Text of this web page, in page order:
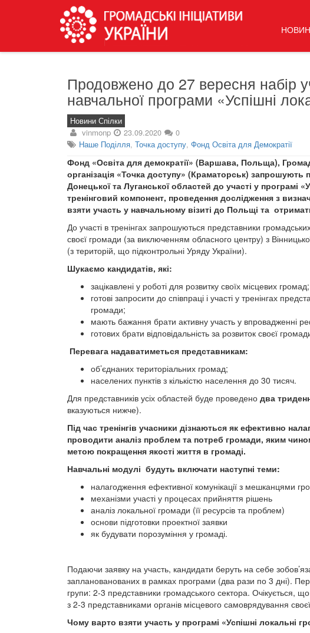
Продовжено до 27 вересня набір
навчальної програми «Успішні
Новини Спілки
vinmonp 23.09.2020
0
Наше Поділля, Точка доступу, Фонд Освіта для Демократії
Фонд «Освіта для демократії» (Варшава, Польща),
організація «Точка доступу» (Краматорськ) запрошують
Донецької та Луганської областей до участі у програмі
тренінговий компонент, проведення дослідження з
взяти участь у навчальному візиті до Польщі та
До участі в тренінгах запрошуються представники
своєї громади (за виключенням обласного центру) з
(з територій, що підконтрольні Уряду України).
Шукаємо кандидатів, які:
зацікавлені у роботі для розвитку своїх місцевих громад;
готові запросити до співпраці і участі у тренінгах
громади;
мають бажання брати активну участь у впровадженні
готових брати відповідальність за розвиток своєї
Перевага надаватиметься представникам:
об’єднаних територіальних громад;
населених пунктів з кількістю населення до 30 тисяч.
Для представників усіх областей буде проведено два
вказуються нижче).
Під час тренінгів учасники дізнаються як ефективно
проводити аналіз проблем та потреб громади, яким
метою покращення якості життя в громаді.
Навчальні модулі будуть включати наступні теми:
налагодження ефективної комунікації з мешканцями
механізми участі у процесах прийняття рішень
аналіз локальної громади (її ресурсів та проблем)
основи підготовки проектної заявки
як будувати порозуміння у громаді.
Подаючи заявку на участь, кандидати беруть на себе
запланованованих в рамках програми (два рази по 3 дні).
групи: 2-3 представники громадського сектора. Очікується,
з 2-3 представниками органів місцевого самоврядування
Чому варто взяти участь у програмі «Успішні локальні